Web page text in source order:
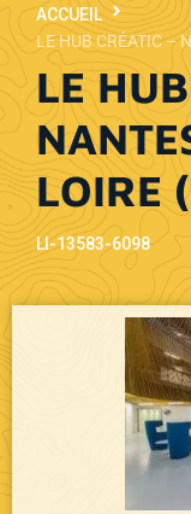
LE
LOIRE
ACCUEIL
LE HUB CRÉATIC –
LI-13583-6098